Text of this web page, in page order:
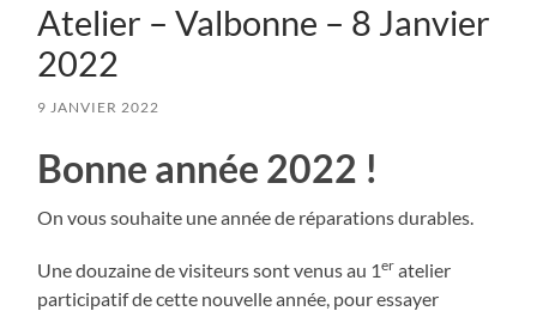
Atelier – Valbonne – 8 Janvier
2022
9 JANVIER 2022
Bonne année 2022 !
On vous souhaite une année de réparations durables.
Une douzaine de visiteurs sont venus au 1er atelier
participatif de cette nouvelle année, pour essayer